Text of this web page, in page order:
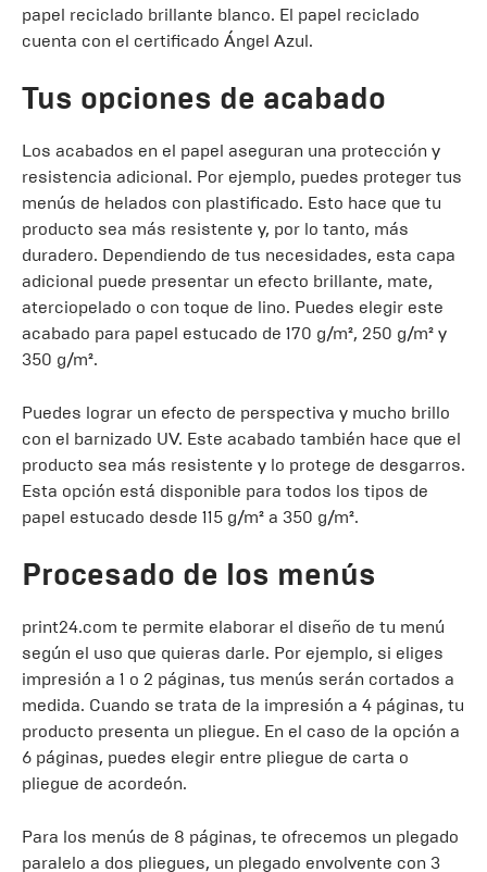
papel reciclado brillante blanco. El papel reciclado
cuenta con el certificado Ángel Azul.
Tus opciones de acabado
Los acabados en el papel aseguran una protección y
resistencia adicional. Por ejemplo, puedes proteger tus
menús de helados con plastificado. Esto hace que tu
producto sea más resistente y, por lo tanto, más
duradero. Dependiendo de tus necesidades, esta capa
adicional puede presentar un efecto brillante, mate,
aterciopelado o con toque de lino. Puedes elegir este
acabado para papel estucado de 170 g/m², 250 g/m² y
350 g/m².
Puedes lograr un efecto de perspectiva y mucho brillo
con el barnizado UV. Este acabado también hace que el
producto sea más resistente y lo protege de desgarros.
Esta opción está disponible para todos los tipos de
papel estucado desde 115 g/m² a 350 g/m².
Procesado de los menús
print24.com te permite elaborar el diseño de tu menú
según el uso que quieras darle. Por ejemplo, si eliges
impresión a 1 o 2 páginas, tus menús serán cortados a
medida. Cuando se trata de la impresión a 4 páginas, tu
producto presenta un pliegue. En el caso de la opción a
6 páginas, puedes elegir entre pliegue de carta o
pliegue de acordeón.
Para los menús de 8 páginas, te ofrecemos un plegado
paralelo a dos pliegues, un plegado envolvente con 3